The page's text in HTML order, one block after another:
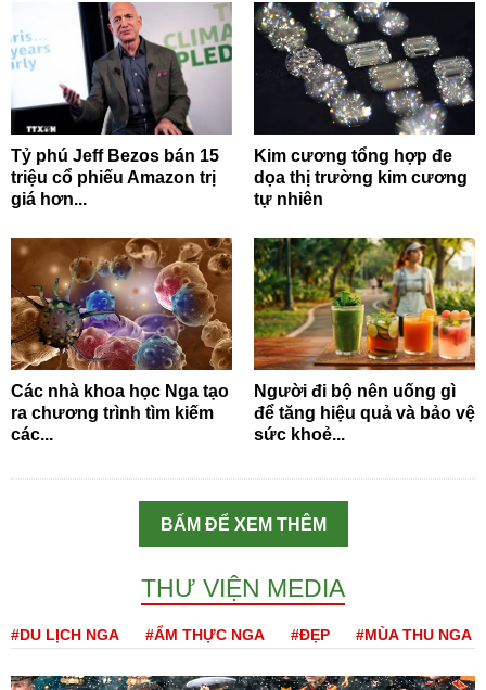
Tỷ phú Jeff Bezos bán 15
triệu cổ phiếu Amazon trị
giá hơn...
Kim cương tổng hợp đe
dọa thị trường kim cương
tự nhiên
Các nhà khoa học Nga tạo
ra chương trình tìm kiếm
các...
Người đi bộ nên uống gì
để tăng hiệu quả và bảo vệ
sức khoẻ...
BẤM ĐỂ XEM THÊM
THƯ VIỆN MEDIA
#DU LỊCH NGA #ẨM THỰC NGA #ĐẸP #MÙA THU NGA